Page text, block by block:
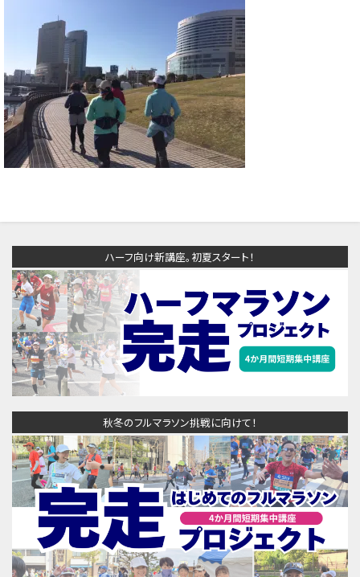
ハーフ向け新講座。初夏スタート！
秋冬のフルマラソン挑戦に向けて！